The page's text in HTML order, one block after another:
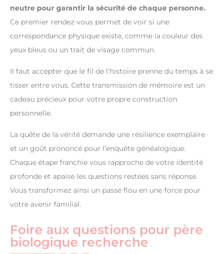
neutre pour garantir la sécurité de chaque personne.
Ce premier rendez-vous permet de voir si une
correspondance physique existe, comme la couleur des
yeux bleus ou un trait de visage commun.
Il faut accepter que le fil de l’histoire prenne du temps à se
tisser entre vous. Cette transmission de mémoire est un
cadeau précieux pour votre propre construction
personnelle.
La quête de la vérité demande une résilience exemplaire
et un goût prononcé pour l’enquête généalogique.
Chaque étape franchie vous rapproche de votre identité
profonde et apaise les questions restées sans réponse.
Vous transformez ainsi un passé flou en une force pour
votre avenir familial.
Foire aux questions pour père
biologique recherche